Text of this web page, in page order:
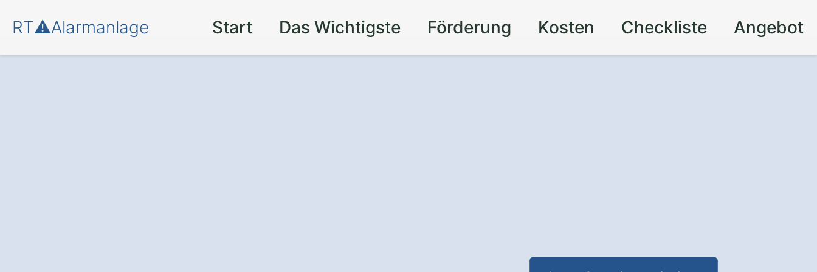
RT⚠️Alarmanlage Start Das Wichtigste Förderung Kosten Checkliste Angebot